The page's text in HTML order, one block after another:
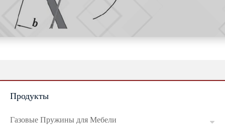
SPECIFICATION
Russian
Продукты
Газовые Пружины для Мебели